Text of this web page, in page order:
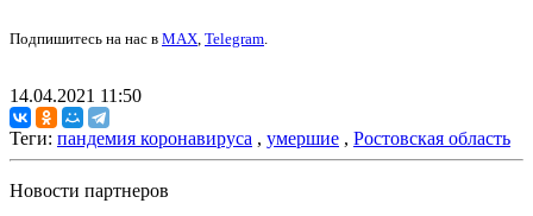
Подпишитесь на нас в MAX, Telegram.
14.04.2021 11:50
Теги: пандемия коронавируса , умершие , Ростовская область
Новости партнеров